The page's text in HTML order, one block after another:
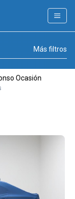
Más filtros
Ocasión